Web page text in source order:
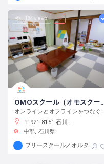
184 views
OMOスクール
オンラインとオフラインをつなぐフリースクール
〒921-8151 石川県金沢市窪３丁目１３６−１
中部 石川県
フリースクール／オルタナテ